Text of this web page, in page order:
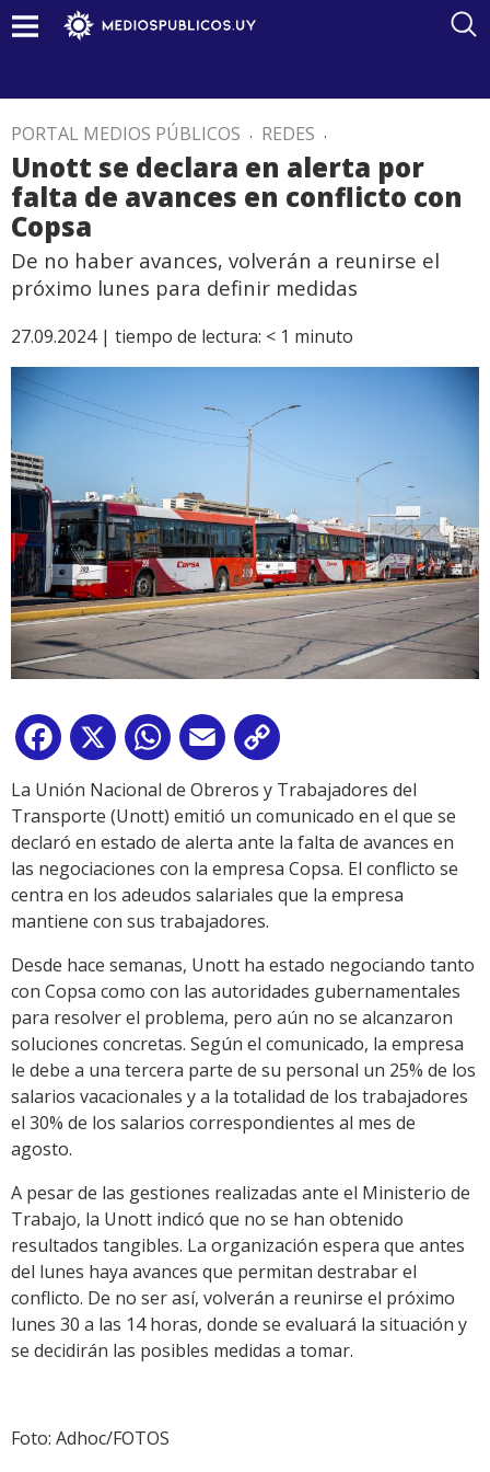
PORTAL MEDIOS PÚBLICOS . REDES .
Unott se declara en alerta por
falta de avances en conflicto con
Copsa
De no haber avances, volverán a reunirse el
próximo lunes para definir medidas
27.09.2024 | tiempo de lectura: < 1 minuto
Facebook
X WhatsApp
Email
Link
La Unión Nacional de Obreros y Trabajadores del
Transporte (Unott) emitió un comunicado en el que se
declaró en estado de alerta ante la falta de avances en
las negociaciones con la empresa Copsa. El conflicto se
centra en los adeudos salariales que la empresa
mantiene con sus trabajadores.
Desde hace semanas, Unott ha estado negociando tanto
con Copsa como con las autoridades gubernamentales
para resolver el problema, pero aún no se alcanzaron
soluciones concretas. Según el comunicado, la empresa
le debe a una tercera parte de su personal un 25% de los
salarios vacacionales y a la totalidad de los trabajadores
el 30% de los salarios correspondientes al mes de
agosto.
A pesar de las gestiones realizadas ante el Ministerio de
Trabajo, la Unott indicó que no se han obtenido
resultados tangibles. La organización espera que antes
del lunes haya avances que permitan destrabar el
conflicto. De no ser así, volverán a reunirse el próximo
lunes 30 a las 14 horas, donde se evaluará la situación y
se decidirán las posibles medidas a tomar.
Foto: Adhoc/FOTOS